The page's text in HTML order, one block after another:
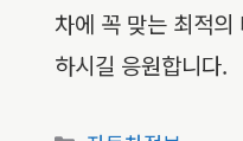
차에 꼭 맞는 최적의
하시길 응원합니다.